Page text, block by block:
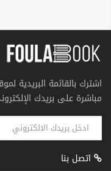
اشترك بالقائمة البريدية
مباشرة على بريدك
اتصل بنا